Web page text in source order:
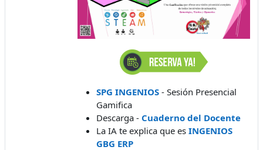
SPG INGENIOS - Sesión Presencial
Gamifica
Descarga - Cuaderno del Docente
La IA te explica que es INGENIOS
GBG ERP